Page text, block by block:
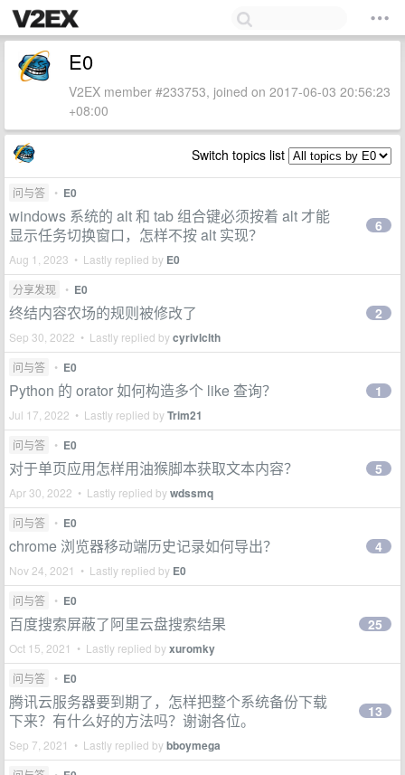
E0
V2EX member #233753, joined on 2017-06-03 20:56:23
+08:00
Switch topics list
问与答 • E0
windows 系统的 alt 和 tab 组合键必须按着 alt 才能
显示任务切换窗口，怎样不按 alt 实现？
Aug 1, 2023 • Lastly replied by E0
6
分享发现 • E0
终结内容农场的规则被修改了
Sep 30, 2022 • Lastly replied bycyrivlclth
2
问与答 • E0
Python 的 orator 如何构造多个 like 查询？
Jul 17, 2022 • Lastly replied byTrim21
1
问与答 • E0
对于单页应用怎样用油猴脚本获取文本内容？
Apr 30, 2022 • Lastly replied bywdssmq
5
问与答 • E0
chrome 浏览器移动端历史记录如何导出？
Nov 24, 2021 • Lastly replied by E0
4
问与答 • E0
百度搜索屏蔽了阿里云盘搜索结果
Oct 15, 2021 • Lastly replied byxuromky
25
问与答 • E0
腾讯云服务器要到期了，怎样把整个系统备份下载
下来？有什么好的方法吗？谢谢各位。
Sep 7, 2021 • Lastly replied bybboymega
13